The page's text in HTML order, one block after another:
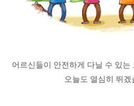
어르신들이 안전하게 다닐 수 있는
오늘도 열심히 뛰겠